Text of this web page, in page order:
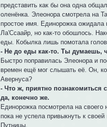
представить как бы она одна
оленёнка. Элеонора смотрела на
простое имя. Единорожка ожидала
Ла'Ссаайр, но как-то обошлось.
еды. Кобылка лишь помотала
- Не до еды как-то. Ты думаешь,
Быстро поправилась Элеонора и
времен ещё мог слышать её. Он,
Авернуса?
- Что ж, приятно познакомиться
да, конечно же.
Единорожка посмотрела на
пока не успела привыкнуть к
Путницы.